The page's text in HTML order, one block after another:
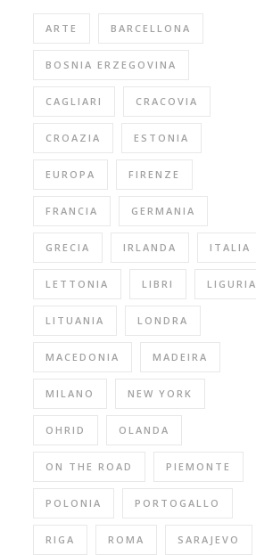
ARTE BARCELLONA
BOSNIA ERZEGOVINA
CAGLIARI CRACOVIA
CROAZIA ESTONIA
EUROPA FIRENZE
FRANCIA GERMANIA
GRECIA IRLANDA ITALIA
LETTONIA LIBRI LIGURIA
LITUANIA LONDRA
MACEDONIA MADEIRA
MILANO NEW YORK
OHRID OLANDA
ON THE ROAD PIEMONTE
POLONIA PORTOGALLO
RIGA ROMA SARAJEVO